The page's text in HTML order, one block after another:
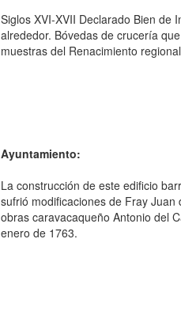
Siglos XVI-XVII Declarado Bien de
alrededor. Bóvedas de crucería
muestras del Renacimiento
Ayuntamiento:
La construcción de este edificio
sufrió modificaciones de Fray
obras caravacaqueño Antonio del
enero de 1763.